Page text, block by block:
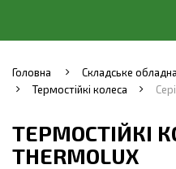
Головна Складське
Термостійкі колеса
ТЕРМОСТІЙКІ
THERMOLUX